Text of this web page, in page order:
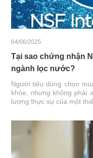
04/06/2025
Tại sao chứng nhận
ngành lọc nước?
Người tiêu dùng chọn
khỏe, nhưng không phải
lượng thực sự của một